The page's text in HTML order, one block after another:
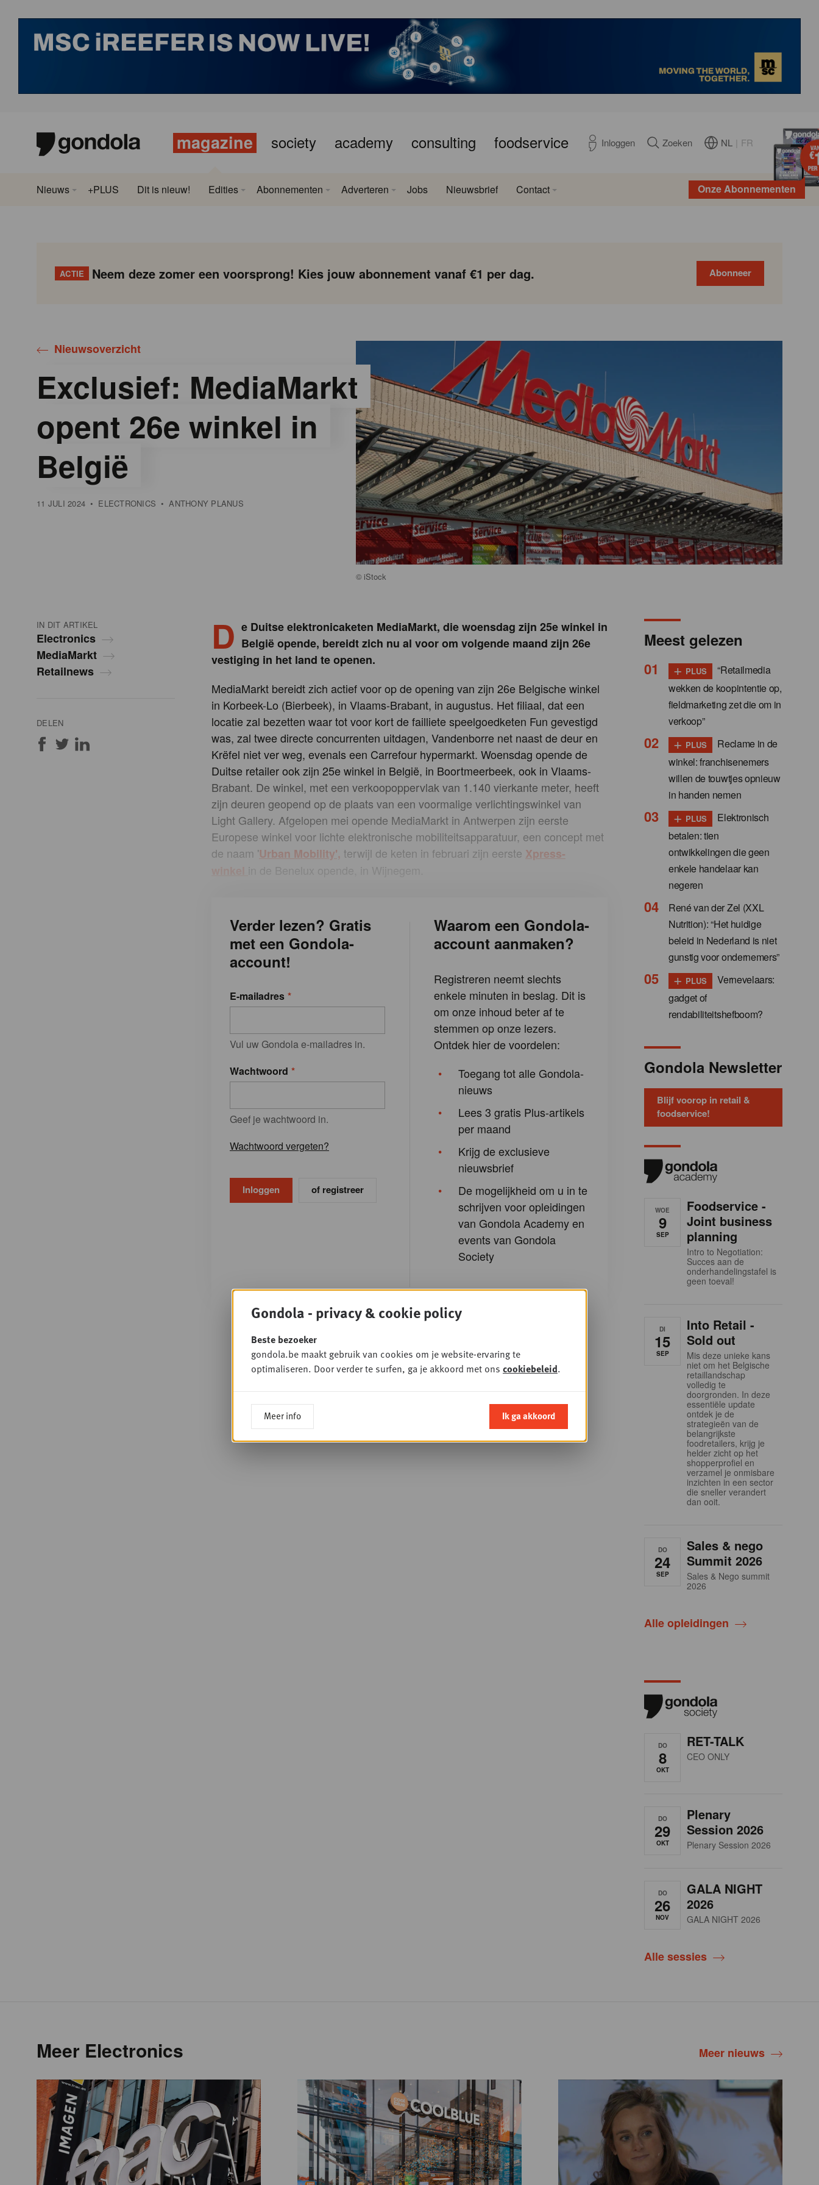
magazine society academy consulting foodservice Inloggen Zoeken NL FR
Onze Abonnementen
Nieuws +PLUS Dit is nieuw! Edities Abonnementen Adverteren Jobs Nieuwsbrief Contact
ACTIE Neem deze zomer een voorsprong! Kies jouw abonnement vanaf €1 per dag. Abonneer
Nieuwsoverzicht
Exclusief: MediaMarkt
opent 26e winkel in
België
11 JULI 2024 • ELECTRONICS • ANTHONY PLANUS
© iStock
IN DIT ARTIKEL
Electronics
MediaMarkt
Retailnews
DELEN
D e Duitse elektronicaketen MediaMarkt, die woensdag zijn 25e winkel in
België opende, bereidt zich nu al voor om volgende maand zijn 26e
vestiging in het land te openen.
MediaMarkt bereidt zich actief voor op de opening van zijn 26e Belgische winkel
in Korbeek-Lo (Bierbeek), in Vlaams-Brabant, in augustus. Het filiaal, dat een
locatie zal bezetten waar tot voor kort de failliete speelgoedketen Fun gevestigd
was, zal twee directe concurrenten uitdagen, Vandenborre net naast de deur en
Krëfel niet ver weg, evenals een Carrefour hypermarkt. Woensdag opende de
Duitse retailer ook zijn 25e winkel in België, in Boortmeerbeek, ook in Vlaams-
Brabant. De winkel, met een verkoopoppervlak van 1.140 vierkante meter, heeft
zijn deuren geopend op de plaats van een voormalige verlichtingswinkel van
Light Gallery. Afgelopen mei opende MediaMarkt in Antwerpen zijn eerste
Europese winkel voor lichte elektronische mobiliteitsapparatuur, een concept met
de naam 'Urban Mobility', terwijl de keten in februari zijn eerste Xpress-
winkel
in de Benelux opende, in Wijnegem.
Verder lezen? Gratis
met een Gondola-
account!
E-mailadres
Vul uw Gondola e-mailadres in.
Wachtwoord
Geef je wachtwoord in.
Wachtwoord vergeten?
of registreer
Waarom een Gondola-
account aanmaken?
Registreren neemt slechts
enkele minuten in beslag. Dit is
om onze inhoud beter af te
stemmen op onze lezers.
Ontdek hier de voordelen:
Toegang tot alle Gondola-
nieuws
Lees 3 gratis Plus-artikels
per maand
Krijg de exclusieve
nieuwsbrief
De mogelijkheid om u in te
schrijven voor opleidingen
van Gondola Academy en
events van Gondola
Society
Meest gelezen
+ PLUS
“Retailmedia
wekken de koopintentie op,
fieldmarketing zet die om in
verkoop”
+ PLUS
Reclame in de
winkel: franchisenemers
willen de touwtjes opnieuw
in handen nemen
+ PLUS
Elektronisch
betalen: tien
ontwikkelingen die geen
enkele handelaar kan
negeren
René van der Zel (XXL
Nutrition): “Het huidige
beleid in Nederland is niet
gunstig voor ondernemers”
+ PLUS
Vernevelaars:
gadget of
rendabiliteitshefboom?
Gondola Newsletter
Blijf voorop in retail &
foodservice!
WOE
9
SEP
Foodservice -
Joint business
planning
Intro to Negotiation:
Succes aan de
onderhandelingstafel is
geen toeval!
DI
15
SEP
Into Retail -
Sold out
Mis deze unieke kans
niet om het Belgische
retaillandschap
volledig te
doorgronden. In deze
essentiële update
ontdek je de
strategieën van de
belangrijkste
foodretailers, krijg je
helder zicht op het
shopperprofiel en
verzamel je onmisbare
inzichten in een sector
die sneller verandert
dan ooit.
DO
24
SEP
Sales & nego
Summit 2026
Sales & Nego summit
2026
Alle opleidingen
DO
8
OKT
RET-TALK
CEO ONLY
DO
29
OKT
Plenary
Session 2026
Plenary Session 2026
DO
26
NOV
GALA NIGHT
2026
GALA NIGHT 2026
Alle sessies
Meer Electronics Meer nieuws
Gondola - privacy & cookie policy
Beste bezoeker
gondola.be maakt gebruik van cookies om je website-ervaring te
optimaliseren. Door verder te surfen, ga je akkoord met ons cookiebeleid.
Meer info Ik ga akkoord